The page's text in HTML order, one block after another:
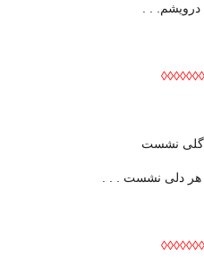
. .
گلی نشست
هر دلی نشست . . .